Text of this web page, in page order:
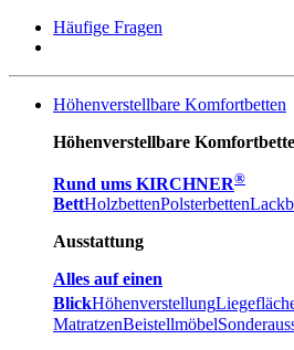
Häufige Fragen
Höhenverstellbare Komfortbetten
Höhenverstellbare
Rund ums KIRCHNER®
BettHolzbettenPolsterbetten
Ausstattung
Alles auf einen
BlickHöhenverstellung
MatratzenBeistellmöbel